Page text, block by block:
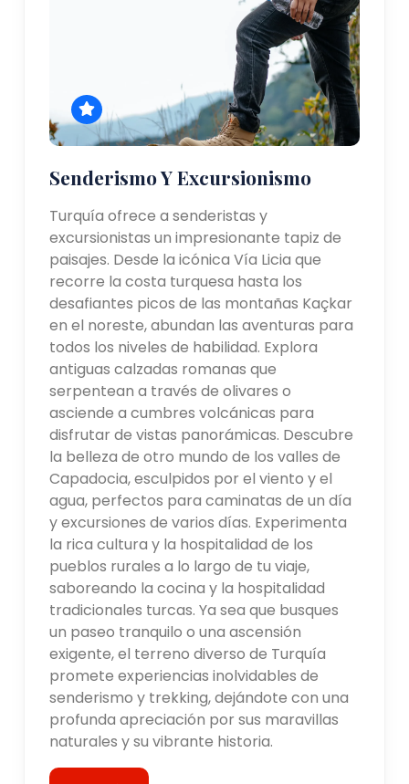
Senderismo Y Excursionismo
Turquía ofrece a senderistas y
excursionistas un impresionante tapiz de
paisajes. Desde la icónica Vía Licia que
recorre la costa turquesa hasta los
desafiantes picos de las montañas Kaçkar
en el noreste, abundan las aventuras para
todos los niveles de habilidad. Explora
antiguas calzadas romanas que
serpentean a través de olivares o
asciende a cumbres volcánicas para
disfrutar de vistas panorámicas. Descubre
la belleza de otro mundo de los valles de
Capadocia, esculpidos por el viento y el
agua, perfectos para caminatas de un día
y excursiones de varios días. Experimenta
la rica cultura y la hospitalidad de los
pueblos rurales a lo largo de tu viaje,
saboreando la cocina y la hospitalidad
tradicionales turcas. Ya sea que busques
un paseo tranquilo o una ascensión
exigente, el terreno diverso de Turquía
promete experiencias inolvidables de
senderismo y trekking, dejándote con una
profunda apreciación por sus maravillas
naturales y su vibrante historia.